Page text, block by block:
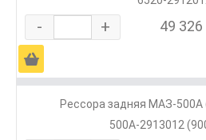
- + 49
Ä
Рессора задняя МАЗ-500А
500А-2913012